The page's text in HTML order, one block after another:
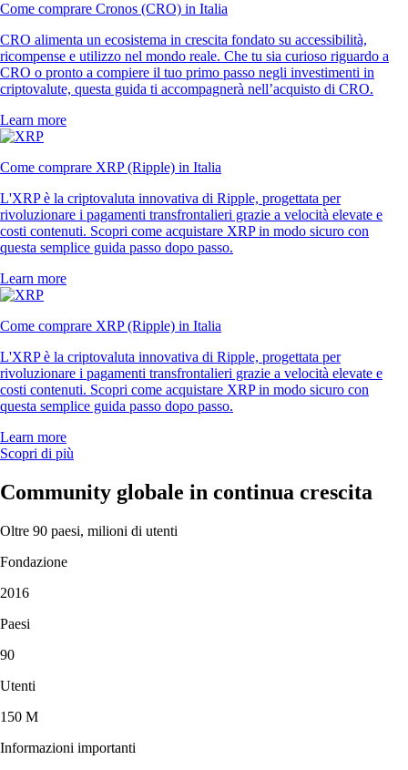
Come comprare Cronos (CRO) in Italia
CRO alimenta un ecosistema in crescita fondato su accessibilità,
ricompense e utilizzo nel mondo reale. Che tu sia curioso riguardo a
CRO o pronto a compiere il tuo primo passo negli investimenti in
criptovalute, questa guida ti accompagnerà nell’acquisto di CRO.
Learn more
Come comprare XRP (Ripple) in Italia
L'XRP è la criptovaluta innovativa di Ripple, progettata per
rivoluzionare i pagamenti transfrontalieri grazie a velocità elevate e
costi contenuti. Scopri come acquistare XRP in modo sicuro con
questa semplice guida passo dopo passo.
Learn more
Come comprare XRP (Ripple) in Italia
L'XRP è la criptovaluta innovativa di Ripple, progettata per
rivoluzionare i pagamenti transfrontalieri grazie a velocità elevate e
costi contenuti. Scopri come acquistare XRP in modo sicuro con
questa semplice guida passo dopo passo.
Learn more
Scopri di più
Community globale in continua crescita
Oltre 90 paesi, milioni di utenti
Fondazione
2016
Paesi
90
Utenti
150 M
Informazioni importanti